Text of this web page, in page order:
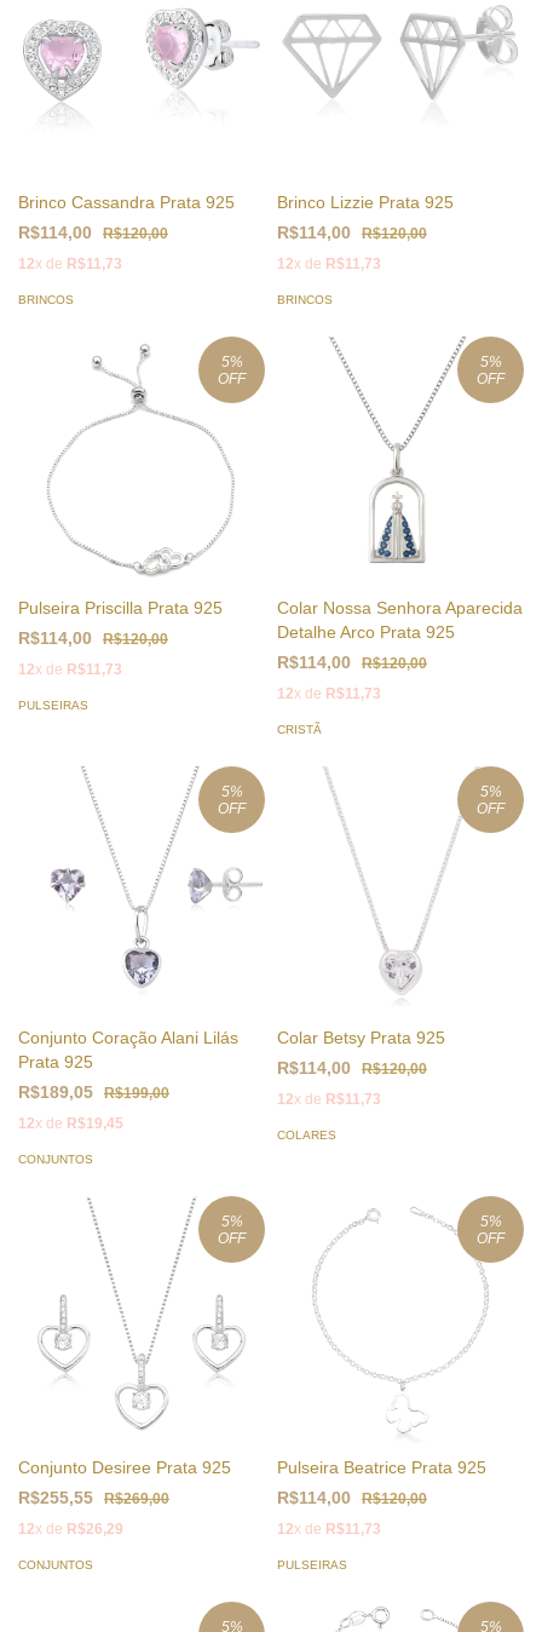
Brinco Cassandra Prata 925
R$114,00
R$120,00
12x de R$11,73
BRINCOS
Brinco Lizzie Prata 925
R$114,00
R$120,00
12x de R$11,73
BRINCOS
5%
OFF
Pulseira Priscilla Prata 925
R$114,00
R$120,00
12x de R$11,73
PULSEIRAS
5%
OFF
Colar Nossa Senhora Aparecida
Detalhe Arco Prata 925
R$114,00
R$120,00
12x de R$11,73
CRISTÃ
5%
OFF
Conjunto Coração Alani Lilás
Prata 925
R$189,05
R$199,00
12x de R$19,45
CONJUNTOS
5%
OFF
Colar Betsy Prata 925
R$114,00
R$120,00
12x de R$11,73
COLARES
5%
OFF
Conjunto Desiree Prata 925
R$255,55
R$269,00
12x de R$26,29
CONJUNTOS
5%
OFF
Pulseira Beatrice Prata 925
R$114,00
R$120,00
12x de R$11,73
PULSEIRAS
5% 5%